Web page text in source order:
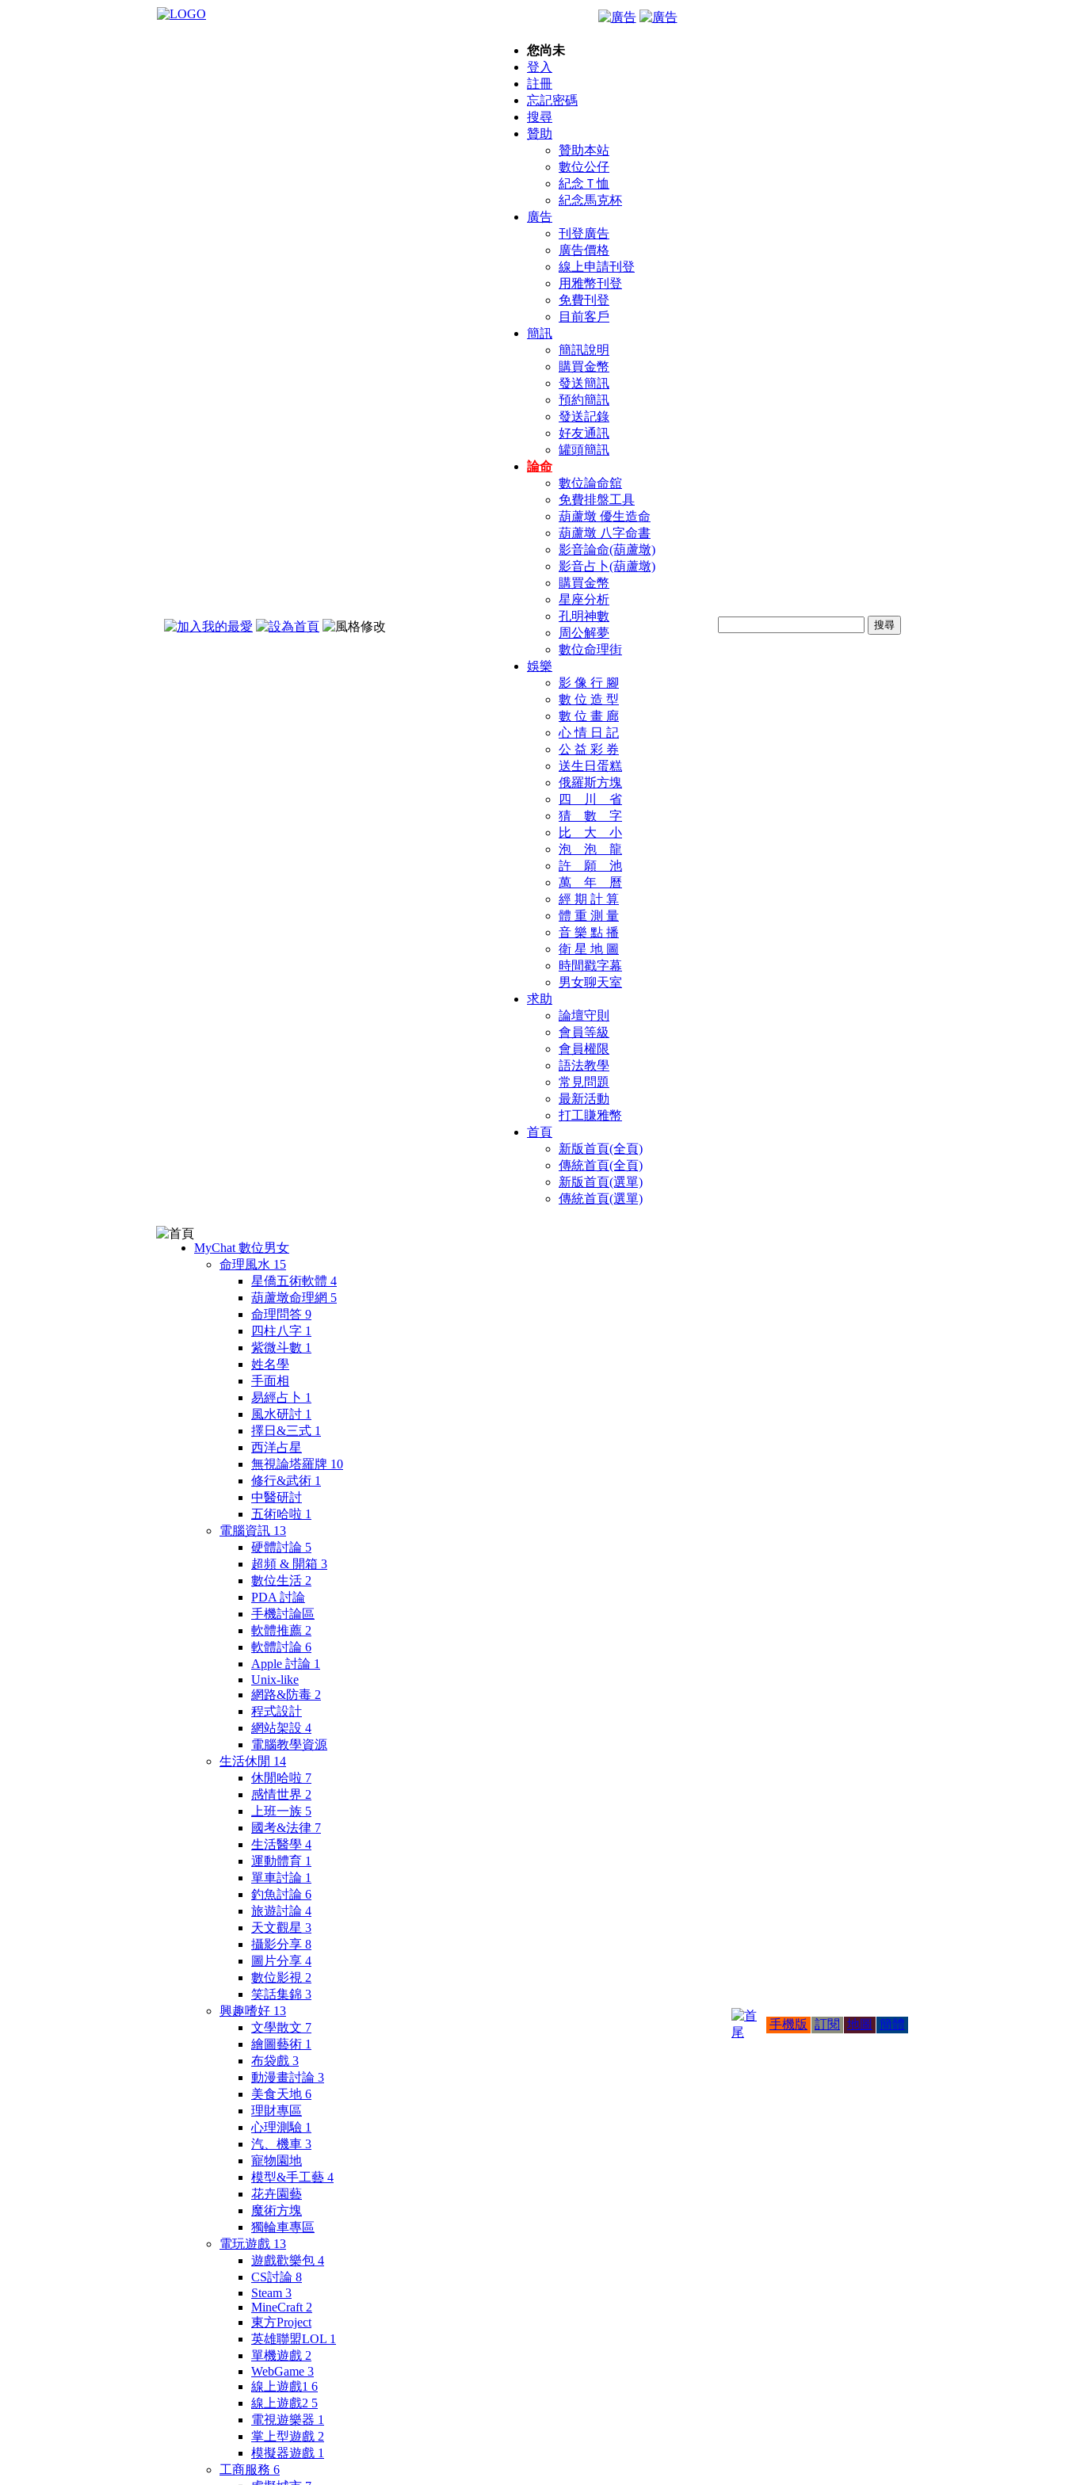
您尚未
登入
註冊
忘記密碼
搜尋
贊助
贊助本站
數位公仔
紀念Ｔ恤
紀念馬克杯
廣告
刊登廣告
廣告價格
線上申請刊登
用雅幣刊登
免費刊登
目前客戶
簡訊
簡訊說明
購買金幣
發送簡訊
預約簡訊
發送記錄
好友通訊
罐頭簡訊
論命
數位論命舘
免費排盤工具
葫蘆墩 優生造命
葫蘆墩 八字命書
影音論命(葫蘆墩)
影音占卜(葫蘆墩)
購買金幣
星座分析
孔明神數
周公解夢
數位命理街
娛樂
影 像 行 腳
數 位 造 型
數 位 畫 廊
心 情 日 記
公 益 彩 券
送生日蛋糕
俄羅斯方塊
四 川 省
猜 數 字
比 大 小
泡 泡 龍
許 願 池
萬 年 曆
經 期 計 算
體 重 測 量
音 樂 點 播
衛 星 地 圖
時間戳字幕
男女聊天室
求助
論壇守則
會員等級
會員權限
語法教學
常見問題
最新活動
打工賺雅幣
首頁
新版首頁(全頁)
傳統首頁(全頁)
新版首頁(選單)
傳統首頁(選單)
MyChat 數位男女
命理風水 15
星僑五術軟體 4
葫蘆墩命理網 5
命理問答 9
四柱八字 1
紫微斗數 1
姓名學
手面相
易經占卜 1
風水研討 1
擇日&三式 1
西洋占星
無視論塔羅牌 10
修行&武術 1
中醫研討
五術哈啦 1
電腦資訊 13
硬體討論 5
超頻 & 開箱 3
數位生活 2
PDA 討論
手機討論區
軟體推薦 2
軟體討論 6
Apple 討論 1
Unix-like
網路&防毒 2
程式設計
網站架設 4
電腦教學資源
生活休閒 14
休閒哈啦 7
感情世界 2
上班一族 5
國考&法律 7
生活醫學 4
運動體育 1
單車討論 1
釣魚討論 6
旅遊討論 4
天文觀星 3
攝影分享 8
圖片分享 4
數位影視 2
笑話集錦 3
興趣嗜好 13
文學散文 7
繪圖藝術 1
布袋戲 3
動漫畫討論 3
美食天地 6
理財專區
心理測驗 1
汽、機車 3
寵物園地
模型&手工藝 4
花卉園藝
魔術方塊
獨輪車專區
電玩遊戲 13
遊戲歡樂包 4
CS討論 8
Steam 3
MineCraft 2
東方Project
英雄聯盟LOL 1
單機遊戲 2
WebGame 3
線上遊戲1 6
線上遊戲2 5
電視遊樂器 1
掌上型遊戲 2
模擬器遊戲 1
工商服務 6
手機版 訂閱 地圖 簡體